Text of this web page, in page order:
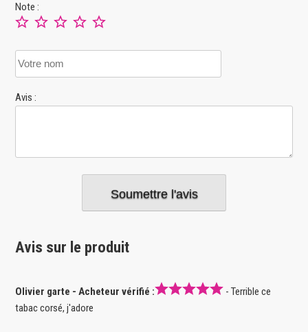
Note :
Avis :
Avis sur le produit
Olivier garte - Acheteur vérifié :
- Terrible ce
tabac corsé, j'adore